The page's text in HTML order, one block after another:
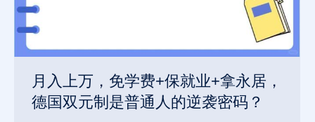
月入上万，免学费+保就业+拿永居，
德国双元制是普通人的逆袭密码？